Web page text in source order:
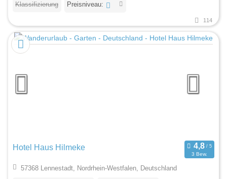
Klassifizierung Preisniveau:
114
Hotel Haus Hilmeke
3 Bew.
57368 Lennestadt, Nordrhein-Westfalen, Deutschland